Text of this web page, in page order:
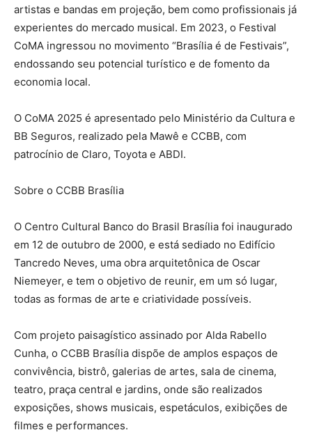
artistas e bandas em projeção, bem como profissionais já
experientes do mercado musical. Em 2023, o Festival
CoMA ingressou no movimento “Brasília é de Festivais”,
endossando seu potencial turístico e de fomento da
economia local.
O CoMA 2025 é apresentado pelo Ministério da Cultura e
BB Seguros, realizado pela Mawê e CCBB, com
patrocínio de Claro, Toyota e ABDI.
Sobre o CCBB Brasília
O Centro Cultural Banco do Brasil Brasília foi inaugurado
em 12 de outubro de 2000, e está sediado no Edifício
Tancredo Neves, uma obra arquitetônica de Oscar
Niemeyer, e tem o objetivo de reunir, em um só lugar,
todas as formas de arte e criatividade possíveis.
Com projeto paisagístico assinado por Alda Rabello
Cunha, o CCBB Brasília dispõe de amplos espaços de
convivência, bistrô, galerias de artes, sala de cinema,
teatro, praça central e jardins, onde são realizados
exposições, shows musicais, espetáculos, exibições de
filmes e performances.